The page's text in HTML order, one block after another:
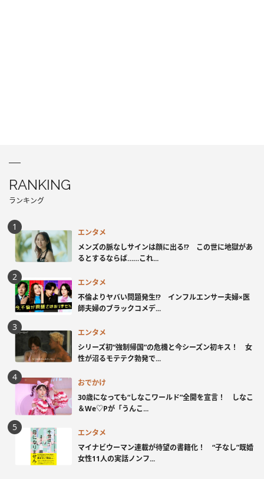
RANKING
ランキング
エンタメ
メンズの脈なしサインは顔に出る!? この世に地獄があ
るとするならば……これ...
エンタメ
不倫よりヤバい問題発生!? インフルエンサー夫婦×医
師夫婦のブラックコメデ...
エンタメ
シリーズ初“強制帰国”の危機と今シーズン初キス！ 女
性が沼るモテテク勃発で...
おでかけ
30歳になっても“しなこワールド”全開を宣言！ しなこ
＆We♡Pが「うんこ...
エンタメ
マイナビウーマン連載が待望の書籍化！ “子なし”既婚
女性11人の実話ノンフ...